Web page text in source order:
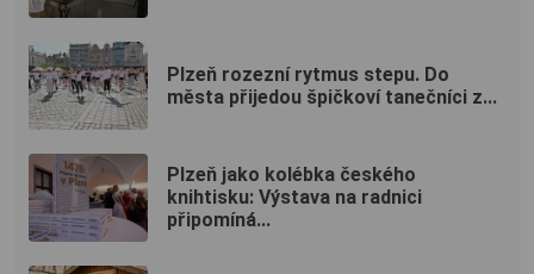
Plzeň rozezní rytmus stepu. Do
města přijedou špičkoví tanečníci z...
Plzeň jako kolébka českého
knihtisku: Výstava na radnici
připomíná...